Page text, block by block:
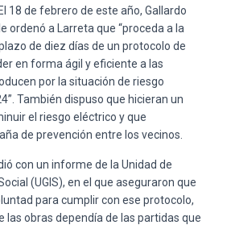
18 de febrero de este año, Gallardo
ordenó a Larreta que “proceda a la
de diez días de un protocolo de
en forma ágil y eficiente a las
por la situación de riesgo
También dispuso que hicieran un
el riesgo eléctrico y que
de prevención entre los vecinos.
con un informe de la Unidad de
(UGIS), en el que aseguraron que
para cumplir con ese protocolo,
las obras dependía de las partidas que